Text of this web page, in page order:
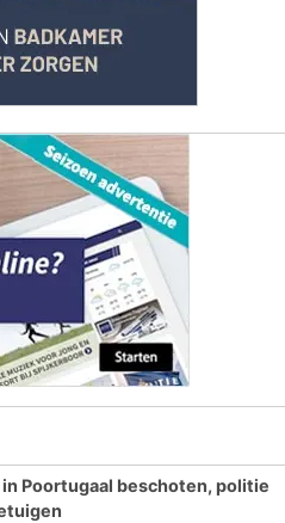
Poortugaal beschoten, politie